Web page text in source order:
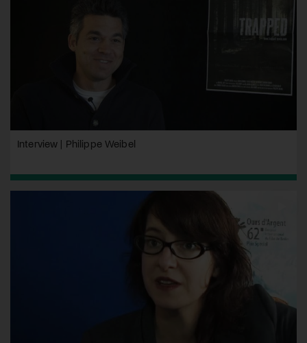
Interview | Philippe Weibel